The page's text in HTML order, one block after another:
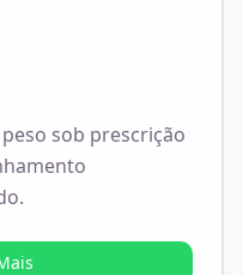
sob prescrição